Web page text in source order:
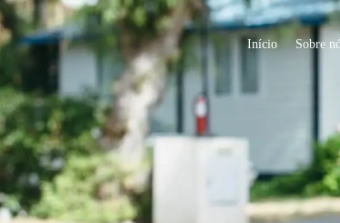
Início Sobre